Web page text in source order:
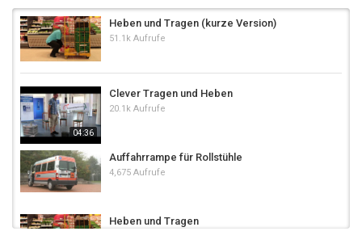
Heben und Tragen (kurze Version)
51.1k Aufrufe
04:36
Clever Tragen und Heben
20.1k Aufrufe
Auffahrrampe für Rollstühle
4,675 Aufrufe
Heben und Tragen